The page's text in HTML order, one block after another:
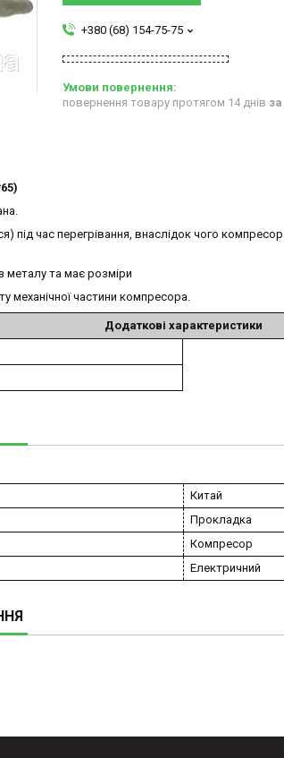
+380 (68) 154-75-75
повернення товару протягом 14 днів
під час перегрівання, внаслідок чого
та має розміри
механічної частини компресора.
Додаткові характеристики
Китай
Прокладка
Компресор
Електричний